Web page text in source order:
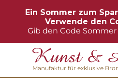
Ein Sommer zum
Verwende den
Gib den Code
Manufaktur für exklusive